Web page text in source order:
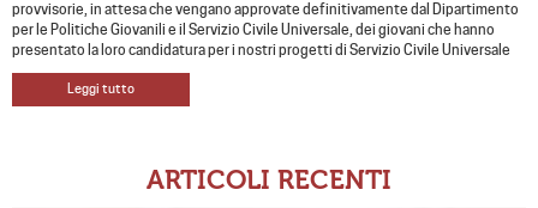
provvisorie, in attesa che vengano approvate definitivamente dal Dipartimento
per le Politiche Giovanili e il Servizio Civile Universale, dei giovani che hanno
presentato la loro candidatura per i nostri progetti di Servizio Civile Universale
Leggi tutto
ARTICOLI RECENTI